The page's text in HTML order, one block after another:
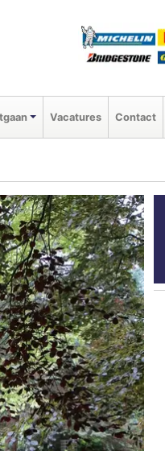
Vacatures Contact